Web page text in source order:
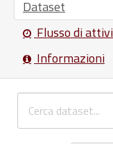
Dataset
Flusso di
Informazioni